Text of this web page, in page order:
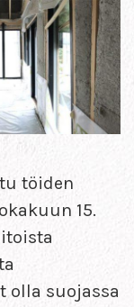
töiden
15.
olla suojassa